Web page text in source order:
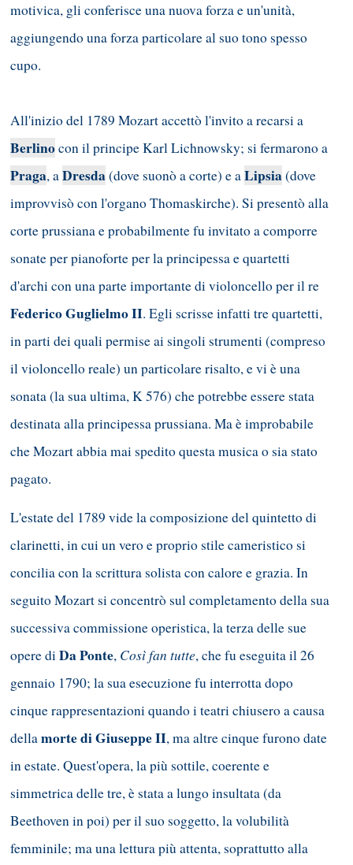
motivica, gli conferisce una nuova forza e un'unità,
aggiungendo una forza particolare al suo tono spesso
cupo.
All'inizio del 1789 Mozart accettò l'invito a recarsi a
Berlinocon il principe Karl Lichnowsky; si fermarono a
Praga, aDresda(dove suonò a corte) e aLipsia(dove
improvvisò con l'organo Thomaskirche). Si presentò alla
corte prussiana e probabilmente fu invitato a comporre
sonate per pianoforte per la principessa e quartetti
d'archi con una parte importante di violoncello per il re
Federico Guglielmo II. Egli scrisse infatti tre quartetti,
in parti dei quali permise ai singoli strumenti (compreso
il violoncello reale) un particolare risalto, e vi è una
sonata (la sua ultima, K 576) che potrebbe essere stata
destinata alla principessa prussiana. Ma è improbabile
che Mozart abbia mai spedito questa musica o sia stato
pagato.
L'estate del 1789 vide la composizione del quintetto di
clarinetti, in cui un vero e proprio stile cameristico si
concilia con la scrittura solista con calore e grazia. In
seguito Mozart si concentrò sul completamento della sua
successiva commissione operistica, la terza delle sue
opere diDa Ponte, Così fan tutte, che fu eseguita il 26
gennaio 1790; la sua esecuzione fu interrotta dopo
cinque rappresentazioni quando i teatri chiusero a causa
dellamorte di Giuseppe II, ma altre cinque furono date
in estate. Quest'opera, la più sottile, coerente e
simmetrica delle tre, è stata a lungo insultata (da
Beethoven in poi) per il suo soggetto, la volubilità
femminile; ma una lettura più attenta, soprattutto alla